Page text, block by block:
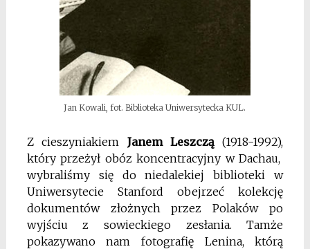
Jan Kowali, fot. Biblioteka Uniwersytecka KUL.
Z cieszyniakiem Janem Leszczą(1918-1992),
który przeżył obóz koncentracyjny w Dachau,
wybraliśmy się do niedalekiej biblioteki w
Uniwersytecie Stanford obejrzeć kolekcję
dokumentów złożnych przez Polaków po
wyjściu z sowieckiego zesłania. Tamże
pokazywano nam fotografię Lenina, którą